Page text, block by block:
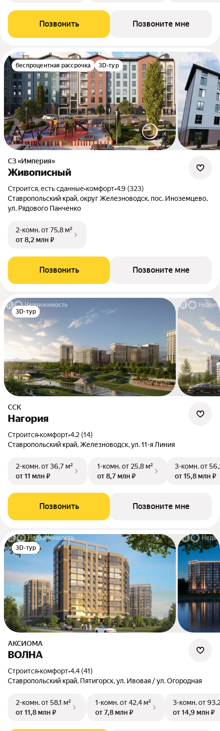
Позвонить Позвоните мне
беспроцентная рассрочка 3D-тур
СЗ «Империя»
Живописный
Строится, есть сданные•комфорт•4.9 (323)
Ставропольский край, округ Железноводск, пос. Иноземцево,
ул. Рядового Панченко
2-комн.от 75,8 м²
от 8,2 млн ₽
Позвонить Позвоните мне
3D-тур
ССК
Нагория
Строится•комфорт•4.2 (14)
Ставропольский край, Железноводск, ул. 11-я Линия
2-комн.от 36,7 м²
от 11 млн ₽
1-комн.от 25,8 м²
от 8,7 млн ₽
3-комн.от
от 15,8 млн ₽
Позвонить Позвоните мне
3D-тур
АКСИОМА
ВОЛНА
Строится•комфорт•4.4 (41)
Ставропольский край, Пятигорск, ул. Ивовая / ул. Огородная
2-комн.от 58,1 м²
от 11,8 млн ₽
1-комн.от 42,4 м²
от 7,8 млн ₽
3-комн.от
от 14,9 млн ₽